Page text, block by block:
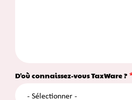
D'où connaissez-vous TaxWare ?